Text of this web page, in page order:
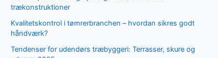
trækonstruktioner
Kvalitetskontrol i tømrerbranchen – hvordan sikres godt
håndværk?
Tendenser for udendørs træbyggeri: Terrasser, skure og